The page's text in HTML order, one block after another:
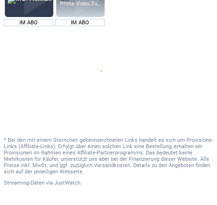
IM ABO
Prime Video Zusatz-Kanäle
IM ABO
* Bei den mit einem Sternchen gekennzeichneten Links handelt es sich um Provisions-
Links (Affiliate-Links). Erfolgt über einen solchen Link eine Bestellung, erhalten wir
Provisionen im Rahmen eines Affiliate-Partnerprogramms. Das bedeutet keine
Mehrkosten für Käufer, unterstützt uns aber bei der Finanzierung dieser Website. Alle
Preise inkl. MwSt. und ggf. zuzüglich Versandkosten. Details zu den Angeboten finden
sich auf der jeweiligen Webseite.
Streaming-Daten via JustWatch.